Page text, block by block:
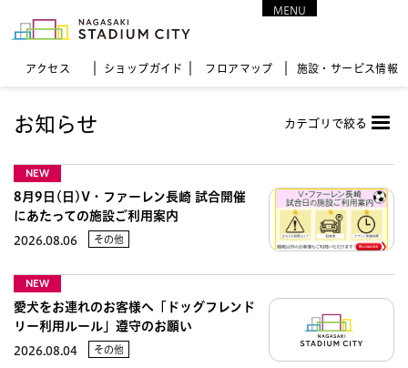
アクセス ショップガイド フロア マップ 施設・サービス情報
MENU
お知らせ カテゴリで絞る
NEW
8月9日(日)V・ファーレン長崎 試合開催
にあたっての施設ご利用案内
2026.08.06 その他
NEW
愛犬をお連れのお客様へ「ドッグフレンド
リー利用ルール」遵守のお願い
2026.08.04 その他